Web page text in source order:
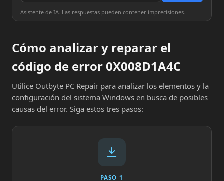
Asistente de IA. Las respuestas pueden contener imprecisiones.
Cómo analizar y reparar el
código de error 0X008D1A4C
Utilice Outbyte PC Repair para analizar los elementos y la
configuración del sistema Windows en busca de posibles
causas del error. Siga estos tres pasos:
PASO 1